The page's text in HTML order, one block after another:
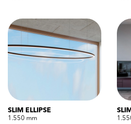
SLIM ELLIPSE
1.550 mm